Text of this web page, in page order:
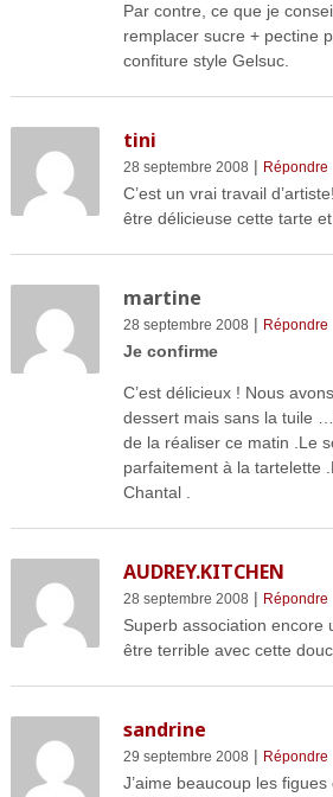
Par contre, ce que je
remplacer sucre + pectine
confiture style Gelsuc.
tini
28 septembre 2008 | Répondre
C’est un vrai travail
être délicieuse cette tarte
martine
28 septembre 2008 | Répondre
Je confirme
C’est délicieux ! Nous
dessert mais sans la tuile
de la réaliser ce matin .Le
parfaitement à la tartelette
Chantal .
AUDREY.KITCHEN
28 septembre 2008 | Répondre
Superb association encore
être terrible avec cette
sandrine
29 septembre 2008 | Répondre
J’aime beaucoup les